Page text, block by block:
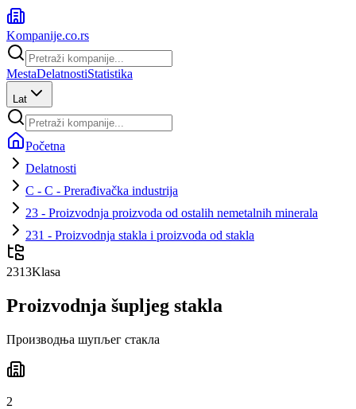
Kompanije.co.rs
MestaDelatnostiStatistika
Lat
Početna
Delatnosti
C - C - Prerađivačka industrija
23 - Proizvodnja proizvoda od ostalih nemetalnih minerala
231 - Proizvodnja stakla i proizvoda od stakla
2313Klasa
Proizvodnja šupljeg stakla
Производња шупљег стакла
2